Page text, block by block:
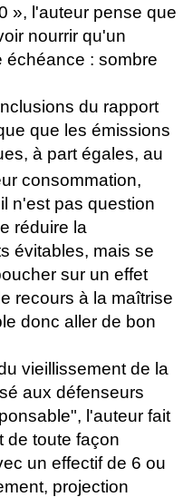
», l'auteur pense que
nourrir qu'un
échéance : sombre
du rapport
que les émissions
à part égales, au
consommation,
n'est pas question
réduire la
évitables, mais se
sur un effet
recours à la maîtrise
donc aller de bon
vieillissement de la
aux défenseurs
l'auteur fait
de toute façon
un effectif de 6 ou
projection